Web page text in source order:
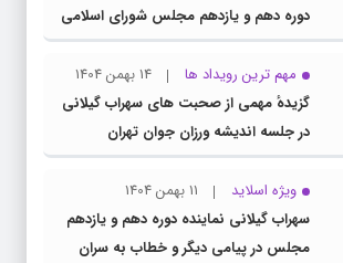
دوره دهم و یازدهم مجلس شورای اسلامی
از حضور پرشور ملت بزرگ و سرافراز ایران در
راهپیمایی ۲۲ بهمن
مهم ترین رویداد ها
14 بهمن 1404
گزیدهٔ مهمی از صحبت های سهراب گیلانی
در جلسه اندیشه ورزان جوان تهران
ویژه اسلاید
11 بهمن 1404
سهراب گیلانی نماینده دوره دهم و یازدهم
مجلس در پیامی دیگر و خطاب به سران